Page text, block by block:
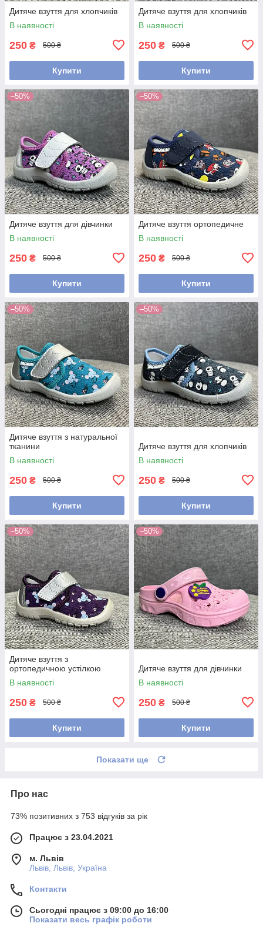
Дитяче взуття для хлопчиків
В наявності
250 ₴ 500 ₴
Купити
Дитяче взуття для хлопчиків
В наявності
250 ₴ 500 ₴
Купити
–50%
Дитяче взуття для дівчинки
В наявності
250 ₴ 500 ₴
Купити
–50%
Дитяче взуття ортопедичне
В наявності
250 ₴ 500 ₴
Купити
–50%
Дитяче взуття з натуральної
тканини
В наявності
250 ₴ 500 ₴
Купити
–50%
Дитяче взуття для хлопчиків
В наявності
250 ₴ 500 ₴
Купити
–50%
Дитяче взуття з
ортопедичною устілкою
В наявності
250 ₴ 500 ₴
Купити
–50%
Дитяче взуття для дівчинки
В наявності
250 ₴ 500 ₴
Купити
Показати ще
Про нас
73% позитивних з 753 відгуків за рік
Працює з 23.04.2021
м. Львів
Львів, Львів, Україна
Контакти
Сьогодні працює з 09:00 до 16:00
Показати весь графік роботи